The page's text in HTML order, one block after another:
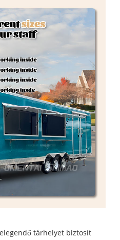
tárhelyet biztosít